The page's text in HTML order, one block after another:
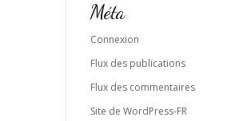
Méta
Connexion
Flux des publications
Flux des commentaires
Site de WordPress-FR